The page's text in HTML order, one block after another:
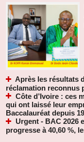
Après les résultats
réclamation reconnus
Côte d’Ivoire : ces
qui ont laissé leur
Baccalauréat depuis
Urgent - BAC 2026
progresse à 40,60 %,